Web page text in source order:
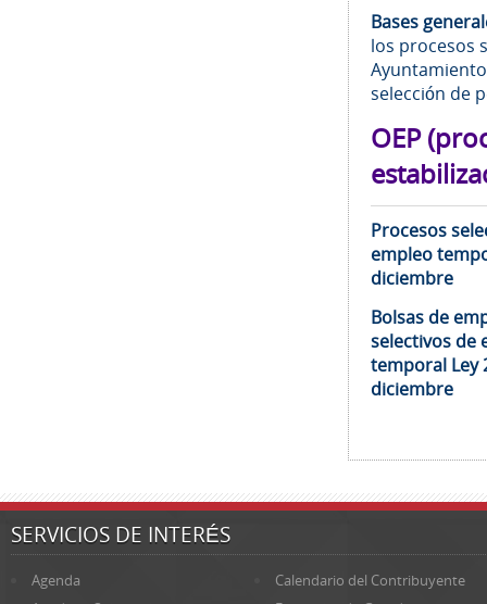
Bases
los procesos
selección de
OEP
Procesos
empleo
diciembre
Bolsas de
selectivos de
temporal Ley
diciembre
SERVICIOS DE INTERÉS
Agenda
Calendario del Contribuyente